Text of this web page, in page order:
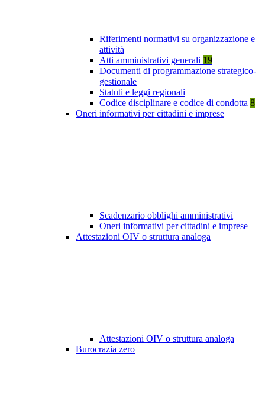
Riferimenti normativi su organizzazione e
attività
Atti amministrativi generali 19
Documenti di programmazione strategico-
gestionale
Statuti e leggi regionali
Codice disciplinare e codice di condotta 8
Oneri informativi per cittadini e imprese
Scadenzario obblighi amministrativi
Oneri informativi per cittadini e imprese
Attestazioni OIV o struttura analoga
Attestazioni OIV o struttura analoga
Burocrazia zero